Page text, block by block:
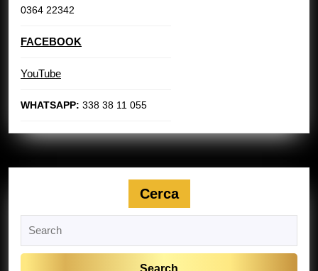
0364 22342
FACEBOOK
YouTube
WHATSAPP: 338 38 11 055
Cerca
for: